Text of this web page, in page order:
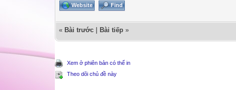
Website Find
« Bài trước Bài tiếp »
Xem ở phiên bản có thể in
Theo dõi chủ đề này